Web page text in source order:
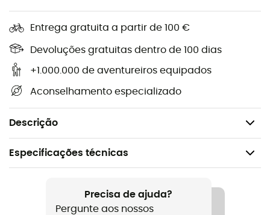
Entrega gratuita a partir de 100 €
Devoluções gratuitas dentro de 100 dias
+1.000.000 de aventureiros equipados
Aconselhamento especializado
Descrição
Elástica e sem costuras
Suave e perfeita para peles sensíveis (certificada
Oeko-Tex® 100)
Uso multifuncional; viver mais (aventuras), consumir
menos! Os produtos Multiuse são multifuncionais e
adaptados para diversas atividades.
Especificações técnicas
Precisa de ajuda?
Pergunte aos nossos